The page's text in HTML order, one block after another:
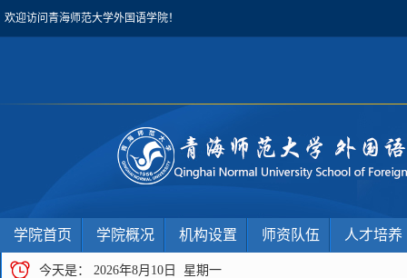
欢迎访问青海师范大学外国语学院！
学院首页 学院概况 机构设置 师资队伍 人才培养
今天是： 2026年8月10日 星期一